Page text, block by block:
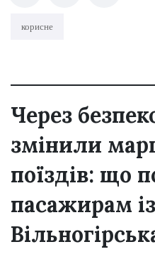
корисне
Через
змінили
поїздів: що
пасажирам із